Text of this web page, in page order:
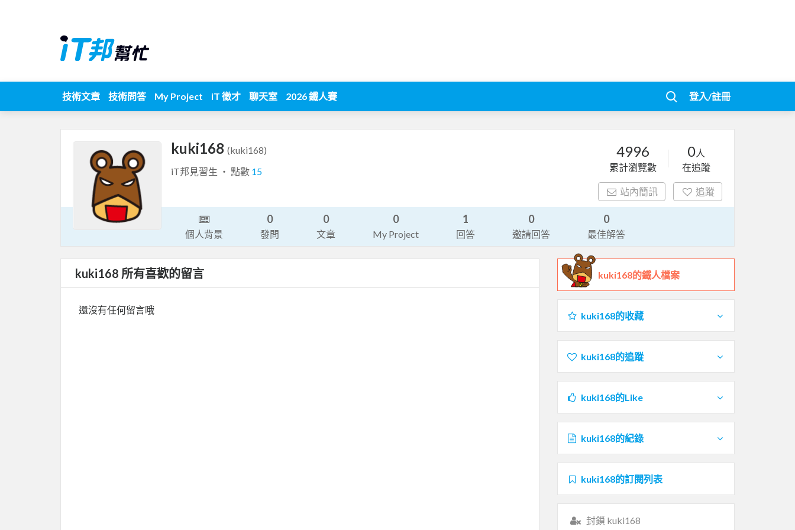
技術文章 技術問答 My Project iT 徵才 聊天室 2026 鐵人賽 登入/註冊
kuki168 (kuki168)
iT邦見習生 ‧ 點數 15
4996
累計瀏覽數
0人
在追蹤
站內簡訊 追蹤
個人背景
0
發問
0
文章
0
My Project
1
回答
0
邀請回答
0
最佳解答
kuki168 所有喜歡的留言
還沒有任何留言哦
kuki168的鐵人檔案
kuki168的收藏
kuki168的追蹤
kuki168的Like
kuki168的紀錄
kuki168的訂閱列表
封鎖 kuki168